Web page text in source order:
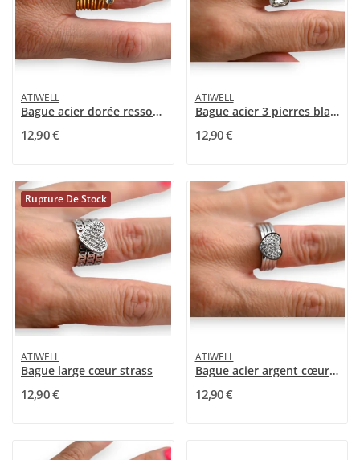
ATIWELL
Bague acier dorée ressort strass
12,90 €
ATIWELL
Bague acier 3 pierres blanches
12,90 €
Rupture De Stock
ATIWELL
Bague large cœur strass
12,90 €
ATIWELL
Bague acier argent cœur strass
12,90 €